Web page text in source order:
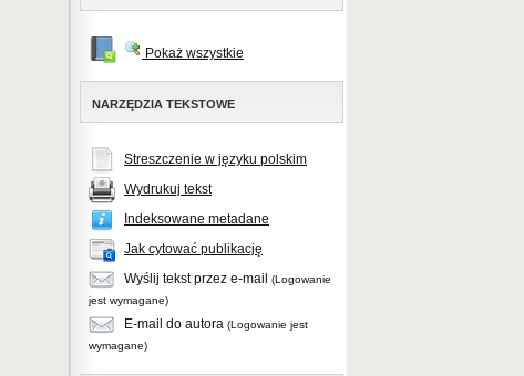
Pokaż wszystkie
NARZĘDZIA TEKSTOWE
Streszczenie w języku polskim
Wydrukuj tekst
Indeksowane metadane
Jak cytować publikację
Wyślij tekst przez e-mail
(Logowanie
jest wymagane)
E-mail do autora (Logowanie jest
wymagane)